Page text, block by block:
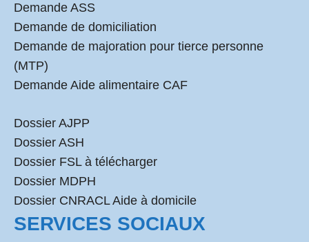
Demande ASS
Demande de domiciliation
Demande de majoration pour tierce personne
(MTP)
Demande Aide alimentaire CAF
Dossier AJPP
Dossier ASH
Dossier FSL à télécharger
Dossier MDPH
Dossier CNRACL Aide à domicile
SERVICES SOCIAUX